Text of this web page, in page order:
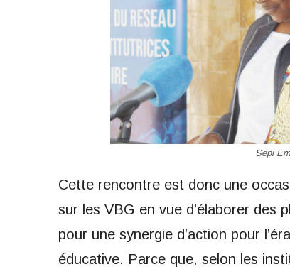
Sepi
Cette rencontre est donc une
sur les VBG en vue d’élaborer des
pour une synergie d’action pour
éducative. Parce que, selon les